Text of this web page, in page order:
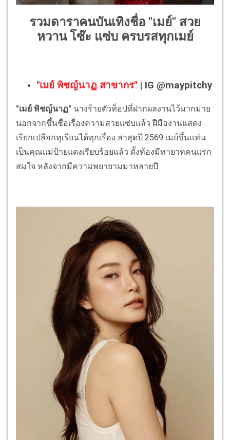
รวมดาราคนบันเทิงชื่อ "เมย์" สวย
หวาน โซ๊ะ แซ่บ ครบรสทุกเมย์
"เมย์ พิชญ์นาฏ สาขากร" | IG @maypitchy
"เมย์ พิชญ์นาฏ" นางร้ายตัวท็อปที่ฝากผลงานไว้มากมาย
นอกจากขึ้นชื่อเรื่องความสวยแซ่บแล้ว ฝีมืองานแสดง
เรียกเปลือกทุเรียนได้ทุกเรื่อง ล่าสุดปี 2569 เมย์ขึ้นแท่น
เป็นคุณแม่ป้ายแดงเรียบร้อยแล้ว ตั้งท้องมีทายาทคนแรก
สมใจ หลังจากมีความพยายามมาหลายปี